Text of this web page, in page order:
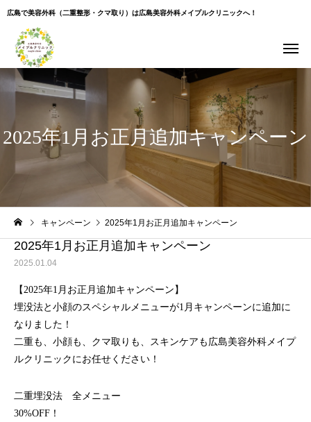
広島で美容外科（二重整形・クマ取り）は広島美容外科メイプルクリニックへ！
2025年1月お正月追加キャンペーン
Warning
: Undefined variable $use_overlay in
content/themes/cure_tcd082/single.phpon line35
キャンペーン 2025年1月お正月追加キャンペーン
2025年1月お正月追加キャンペーン
2025.01.04
【2025年1月お正月追加キャンペーン】
埋没法と小顔のスペシャルメニューが1月キャンペーンに追加に
なりました！
二重も、小顔も、クマ取りも、スキンケアも広島美容外科メイプ
ルクリニックにお任せください！
二重埋没法 全メニュー
30%OFF！